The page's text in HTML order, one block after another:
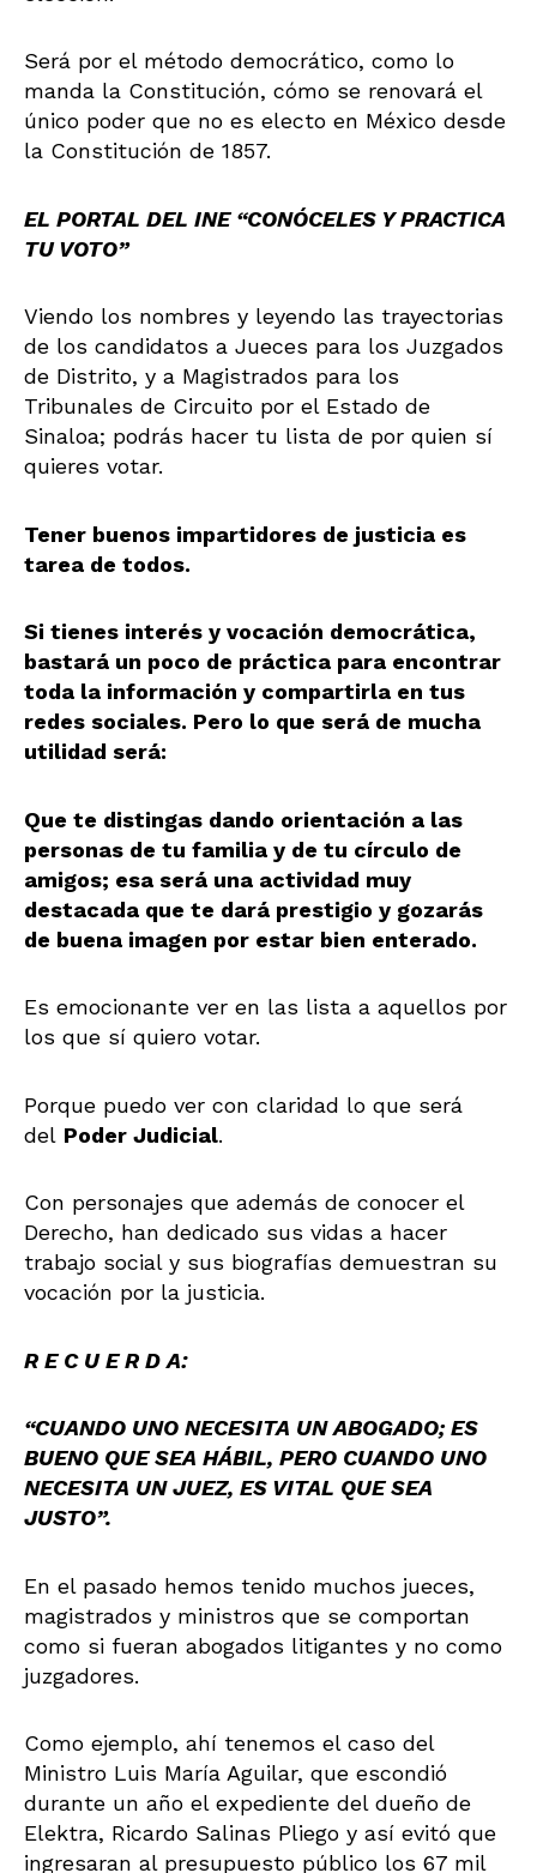
Será por el método democrático, como lo
manda la Constitución, cómo se renovará el
único poder que no es electo en México desde
la Constitución de 1857.
EL PORTAL DEL INE “CONÓCELES Y PRACTICA
TU VOTO”
Viendo los nombres y leyendo las trayectorias
de los candidatos a Jueces para los Juzgados
de Distrito, y a Magistrados para los
Tribunales de Circuito por el Estado de
Sinaloa; podrás hacer tu lista de por quien sí
quieres votar.
Tener buenos impartidores de justicia es
tarea de todos.
Si tienes interés y vocación democrática,
bastará un poco de práctica para encontrar
toda la información y compartirla en tus
redes sociales. Pero lo que será de mucha
utilidad será:
Que te distingas dando orientación a las
personas de tu familia y de tu círculo de
amigos; esa será una actividad muy
destacada que te dará prestigio y gozarás
de buena imagen por estar bien enterado.
Es emocionante ver en las lista a aquellos por
los que sí quiero votar.
Porque puedo ver con claridad lo que será
del Poder Judicial.
Con personajes que además de conocer el
Derecho, han dedicado sus vidas a hacer
trabajo social y sus biografías demuestran su
vocación por la justicia.
R E C U E R D A:
“CUANDO UNO NECESITA UN ABOGADO; ES
BUENO QUE SEA HÁBIL, PERO CUANDO UNO
NECESITA UN JUEZ, ES VITAL QUE SEA
JUSTO”.
En el pasado hemos tenido muchos jueces,
magistrados y ministros que se comportan
como si fueran abogados litigantes y no como
juzgadores.
Como ejemplo, ahí tenemos el caso del
Ministro Luis María Aguilar, que escondió
durante un año el expediente del dueño de
Elektra, Ricardo Salinas Pliego y así evitó que
ingresaran al presupuesto público los 67 mil